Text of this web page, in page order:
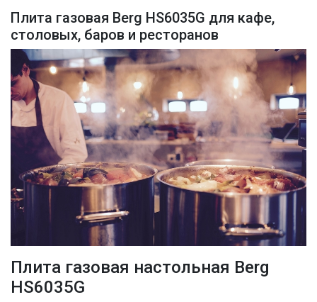
Плита газовая Berg HS6035G для кафе,
столовых, баров и ресторанов
Плита газовая настольная Berg
HS6035G